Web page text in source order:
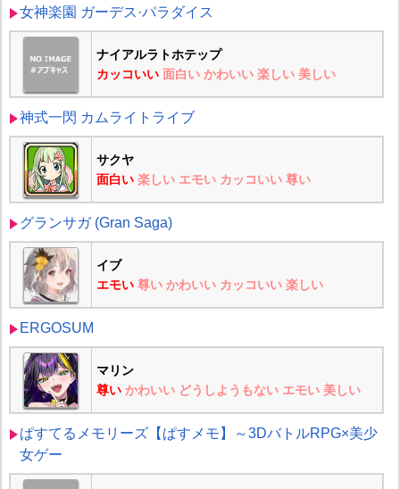
女神楽園 ガーデス·パラダイス
ナイアルラトホテップ
カッコいい 面白い かわいい 楽しい 美しい
神式一閃 カムライトライブ
サクヤ
面白い 楽しい エモい カッコいい 尊い
グランサガ (Gran Saga)
イブ
エモい 尊い かわいい カッコいい 楽しい
ERGOSUM
マリン
尊い かわいい どうしようもない エモい 美しい
ぱすてるメモリーズ【ぱすメモ】～3DバトルRPG×美少
女ゲー